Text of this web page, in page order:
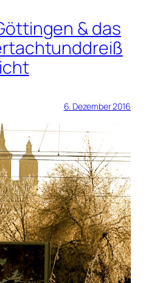
& das
6. Dezember 2016